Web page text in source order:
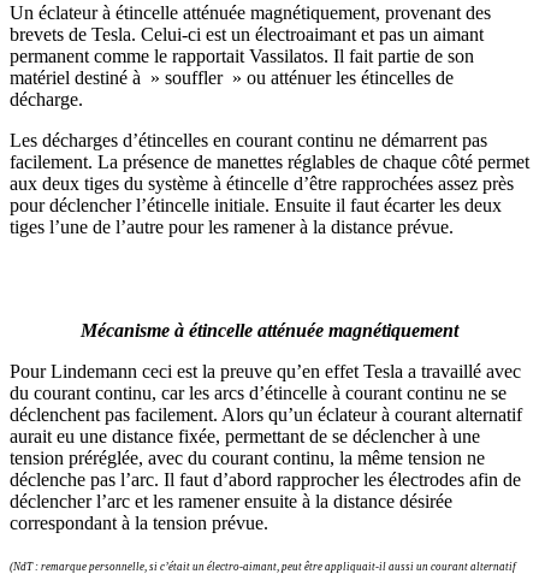
Un éclateur à étincelle atténuée magnétiquement, provenant des
brevets de Tesla. Celui-ci est un électroaimant et pas un aimant
permanent comme le rapportait Vassilatos. Il fait partie de son
matériel destiné à » souffler » ou atténuer les étincelles de
décharge.
Les décharges d’étincelles en courant continu ne démarrent pas
facilement. La présence de manettes réglables de chaque côté permet
aux deux tiges du système à étincelle d’être rapprochées assez près
pour déclencher l’étincelle initiale. Ensuite il faut écarter les deux
tiges l’une de l’autre pour les ramener à la distance prévue.
Mécanisme à étincelle atténuée magnétiquement
Pour Lindemann ceci est la preuve qu’en effet Tesla a travaillé avec
du courant continu, car les arcs d’étincelle à courant continu ne se
déclenchent pas facilement. Alors qu’un éclateur à courant alternatif
aurait eu une distance fixée, permettant de se déclencher à une
tension préréglée, avec du courant continu, la même tension ne
déclenche pas l’arc. Il faut d’abord rapprocher les électrodes afin de
déclencher l’arc et les ramener ensuite à la distance désirée
correspondant à la tension prévue.
(NdT : remarque personnelle, si c’était un électro-aimant, peut être appliquait-il aussi un courant alternatif